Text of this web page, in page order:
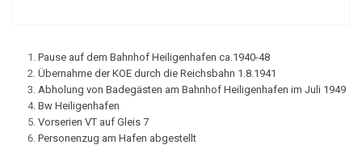
Pause auf dem Bahnhof Heiligenhafen ca.1940-48
Übernahme der KOE durch die Reichsbahn 1.8.1941
Abholung von Badegästen am Bahnhof Heiligenhafen im Juli 1949
Bw Heiligenhafen
Vorserien VT auf Gleis 7
Personenzug am Hafen abgestellt